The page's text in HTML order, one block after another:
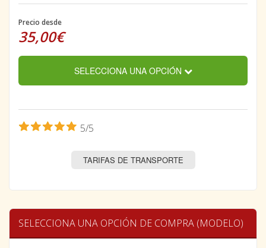
Precio desde
35,00€
SELECCIONA UNA OPCIÓN
5/5
TARIFAS DE TRANSPORTE
SELECCIONA UNA OPCIÓN DE COMPRA (MODELO)